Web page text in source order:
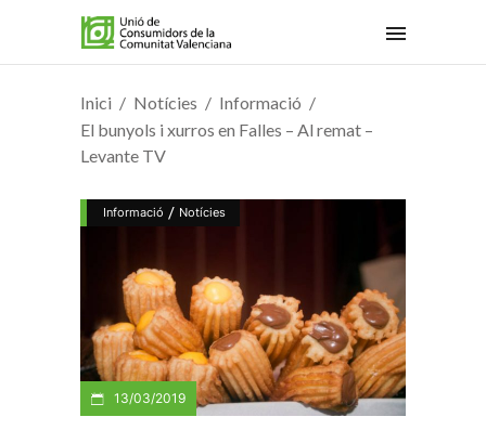
Inici Notícies
Informació
El bunyols i xurros en Falles – Al remat –
Levante TV
Informació / Notícies
13/03/2019